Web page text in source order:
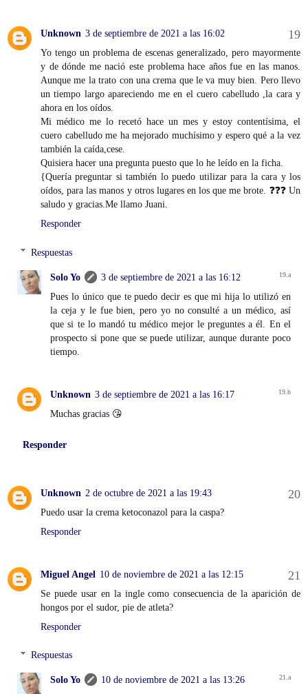
Unknown 3 de septiembre de 2021 a las 16:02
Yo tengo un problema de escenas generalizado, pero mayormente
y de dónde me nació este problema hace años fue en las manos.
Aunque me la trato con una crema que le va muy bien. Pero llevo
un tiempo largo apareciendo me en el cuero cabelludo ,la cara y
ahora en los oídos.
Mi médico me lo recetó hace un mes y estoy contentísima, el
cuero cabelludo me ha mejorado muchísimo y espero qué a la vez
también la caída,cese.
Quisiera hacer una pregunta puesto que lo he leído en la ficha.
{Quería preguntar si también lo puedo utilizar para la cara y los
oídos, para las manos y otros lugares en los que me brote. ❓❓❓ Un
saludo y gracias.Me llamo Juani.
Responder
Respuestas
Solo Yo
3 de septiembre de 2021 a las 16:12
Pues lo único que te puedo decir es que mi hija lo utilizó en
la ceja y le fue bien, pero yo no consulté a un médico, así
que si te lo mandó tu médico mejor le preguntes a él. En el
prospecto si pone que se puede utilizar, aunque durante poco
tiempo.
Unknown 3 de septiembre de 2021 a las 16:17
Muchas gracias 😘
Responder
Unknown 2 de octubre de 2021 a las 19:43
Puedo usar la crema ketoconazol para la caspa?
Responder
Miguel Angel 10 de noviembre de 2021 a las 12:15
Se puede usar en la ingle como consecuencia de la aparición de
hongos por el sudor, pie de atleta?
Responder
Respuestas
Solo Yo
10 de noviembre de 2021 a las 13:26